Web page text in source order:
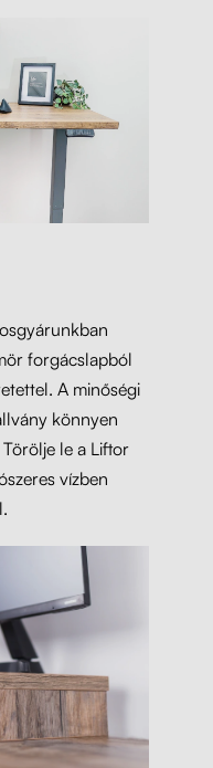
forgácslapból
A minőségi
könnyen
le a Liftor
vízben